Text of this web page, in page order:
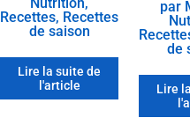
Recettes, Recettes
de saison
Lire la suite de
l'article
par
de
Lire